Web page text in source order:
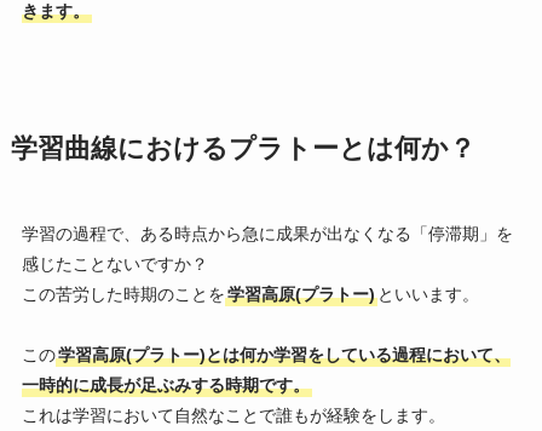
きます。
学習曲線におけるプラトーとは何か？
学習の過程で、ある時点から急に成果が出なくなる「停滞期」を
感じたことないですか？
この苦労した時期のことを学習高原(プラトー)といいます。
この学習高原(プラトー)とは何か学習をしている過程において、
一時的に成長が足ぶみする時期です。
これは学習において自然なことで誰もが経験をします。